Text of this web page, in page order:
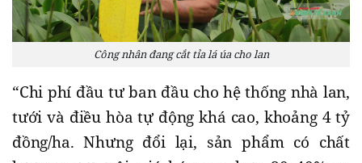
Công nhân đang cắt tỉa lá úa cho lan
“Chi phí đầu tư ban đầu cho hệ thống nhà lan,
tưới và điều hòa tự động khá cao, khoảng 4 tỷ
đồng/ha. Nhưng đổi lại, sản phẩm có chất